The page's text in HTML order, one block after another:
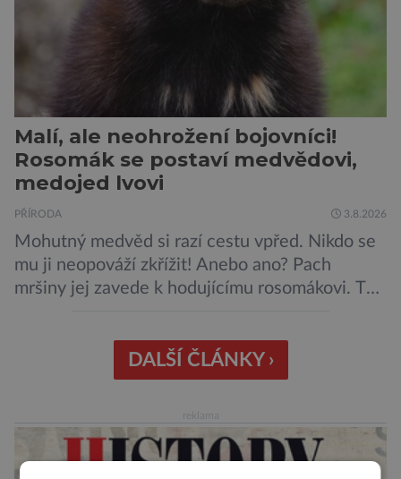
Malí, ale neohrožení bojovníci!
Rosomák se postaví medvědovi,
medojed lvovi
PŘÍRODA 3.8.2026
Mohutný medvěd si razí cestu vpřed. Nikdo se
mu ji neopováží zkřížit! Anebo ano? Pach
mršiny jej zavede k hodujícímu rosomákovi. Ten
„lasice“ je odhodlána bránit svou kořist.
Nedosahují nijak impozantní velikosti, jde spíše
a […]
DALŠÍ ČLÁNKY ›